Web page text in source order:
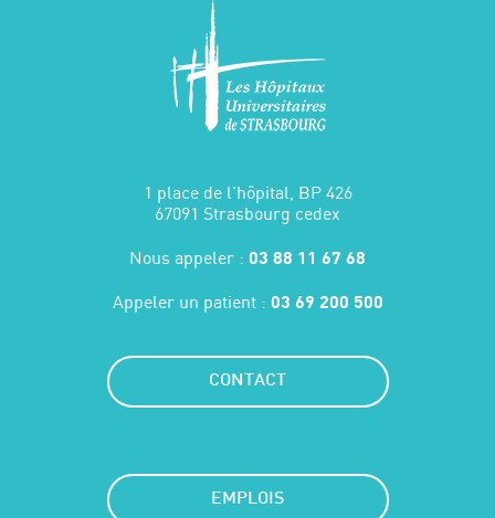
1 place de l'hôpital, BP 426
67091 Strasbourg cedex
Nous appeler : 03 88 11 67 68
Appeler un patient : 03 69 200 500
CONTACT
EMPLOIS